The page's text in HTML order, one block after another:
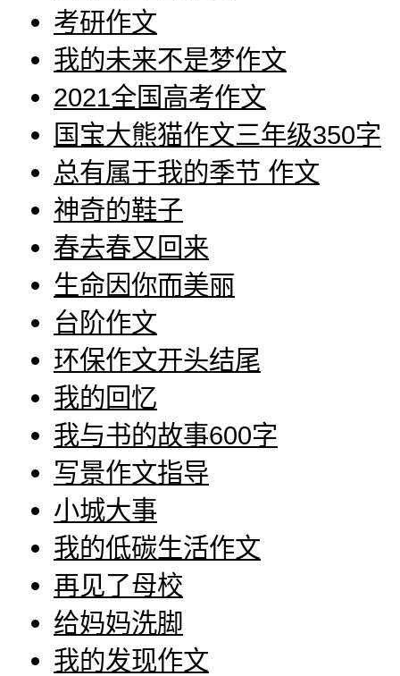
考研作文
我的未来不是梦作文
2021全国高考作文
国宝大熊猫作文三年级350字
总有属于我的季节 作文
神奇的鞋子
春去春又回来
生命因你而美丽
台阶作文
环保作文开头结尾
我的回忆
我与书的故事600字
写景作文指导
小城大事
我的低碳生活作文
再见了母校
给妈妈洗脚
我的发现作文